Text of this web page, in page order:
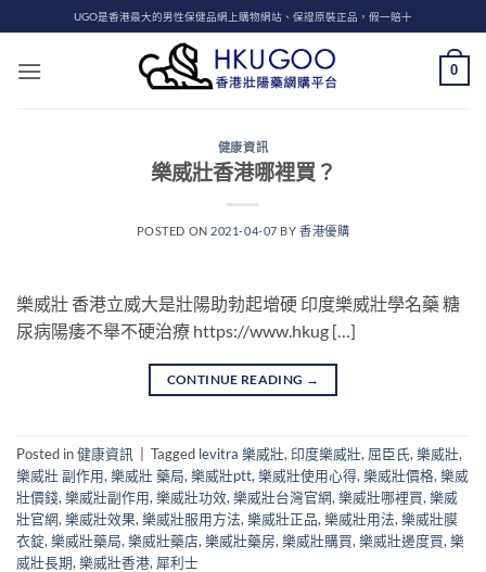
to
content
UGO是香港最大的男性保健品網上購物網站、保證原裝正品，假一賠十
0
健康資訊
樂威壯香港哪裡買？
POSTED ON 2021-04-07 BY香港優購
樂威壯 香港立威大是壯陽助勃起增硬 印度樂威壯學名藥 糖
尿病陽痿不舉不硬治療 https://www.hkug […]
CONTINUE READING →
Posted in健康資訊 Tagged levitra 樂威壯, 印度樂威壯, 屈臣氏, 樂威壯,
樂威壯 副作用, 樂威壯 藥局, 樂威壯ptt, 樂威壯使用心得, 樂威壯價格, 樂威
壯價錢, 樂威壯副作用, 樂威壯功效, 樂威壯台灣官網, 樂威壯哪裡買, 樂威
壯官網, 樂威壯效果, 樂威壯服用方法, 樂威壯正品, 樂威壯用法, 樂威壯膜
衣錠, 樂威壯藥局, 樂威壯藥店, 樂威壯藥房, 樂威壯購買, 樂威壯邊度買, 樂
威壯長期, 樂威壯香港, 犀利士